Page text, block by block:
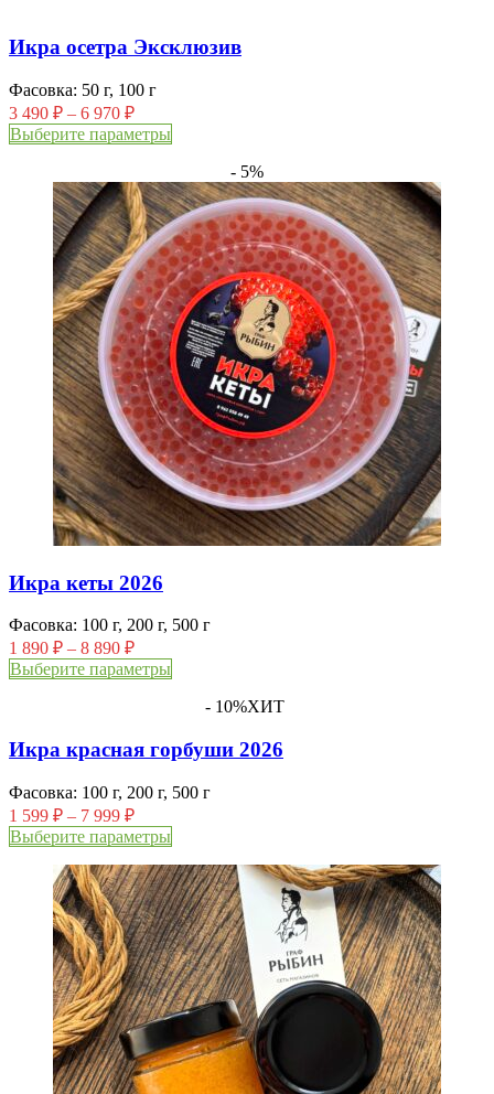
Икра осетра Эксклюзив
Фасовка: 50 г, 100 г
3 490 ₽ – 6 970 ₽
Выберите параметры
- 5%
Икра кеты 2026
Фасовка: 100 г, 200 г, 500 г
1 890 ₽ – 8 890 ₽
Выберите параметры
- 10%ХИТ
Икра красная горбуши 2026
Фасовка: 100 г, 200 г, 500 г
1 599 ₽ – 7 999 ₽
Выберите параметры